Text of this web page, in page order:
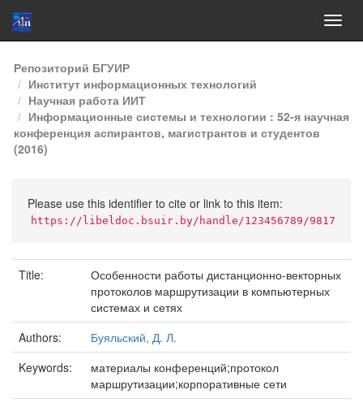
Skip
navigation
Репозиторий БГУИР
Институт информационных технологий
Научная работа ИИТ
Информационные системы и технологии : 52-я научная
конференция аспирантов, магистрантов и студентов
(2016)
Please use this identifier to cite or link to this item:
https://libeldoc.bsuir.by/handle/123456789/9817
Title:
Особенности работы дистанционно-векторных
протоколов маршрутизации в компьютерных
системах и сетях
Authors:
Буяльский, Д. Л.
Keywords:
материалы конференций;протокол
маршрутизации;корпоративные сети